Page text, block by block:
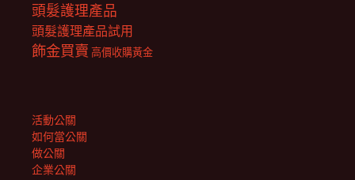
頭髮護理產品
頭髮護理產品試用
飾金買賣 高價收購黃金
活動公關
如何當公關
做公關
企業公關